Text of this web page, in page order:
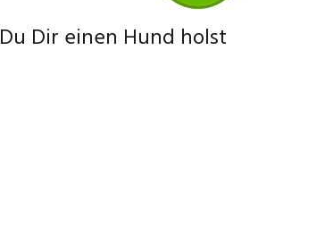
Dir einen Hund holst